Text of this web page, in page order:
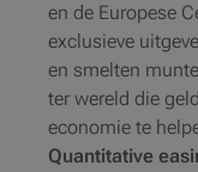
en de Europese
exclusieve
en smelten
ter wereld die
economie te
Quantitative